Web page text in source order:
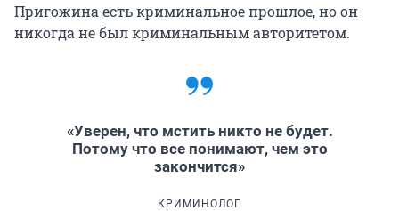
Пригожина есть криминальное прошлое, но он
никогда не был криминальным авторитетом.
«Уверен, что мстить никто не будет.
Потому что все понимают, чем это
закончится»
КРИМИНОЛОГ